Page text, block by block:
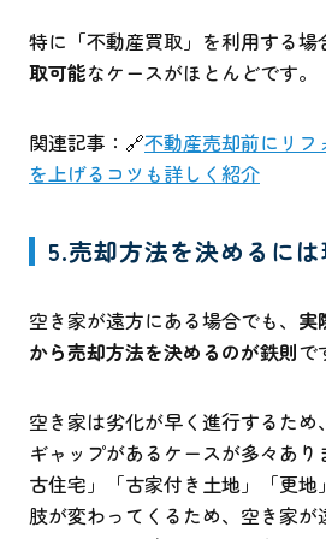
特に「不動産買取」を利用する場
取可能なケースがほとんどです。
関連記事：🔗不動産売却前にリ
を上げるコツも詳しく紹介
5.売却方法を決めるに
空き家が遠方にある場合でも、 実
から売却方法を決めるのが鉄則で
空き家は劣化が早く進行するため
ギャップがあるケースが多々あ
古住宅」「古家付き土地」「更
肢が変わってくるため、空き家